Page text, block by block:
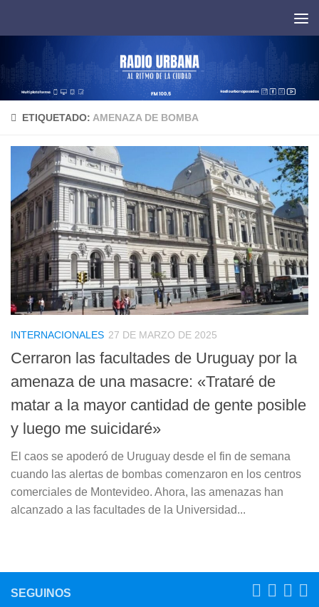
ETIQUETADO: AMENAZA DE BOMBA
INTERNACIONALES 27 DE MARZO DE 2025
Cerraron las facultades de Uruguay por la
amenaza de una masacre: «Trataré de
matar a la mayor cantidad de gente posible
y luego me suicidaré»
El caos se apoderó de Uruguay desde el fin de semana
cuando las alertas de bombas comenzaron en los centros
comerciales de Montevideo. Ahora, las amenazas han
alcanzado a las facultades de la Universidad...
SEGUINOS